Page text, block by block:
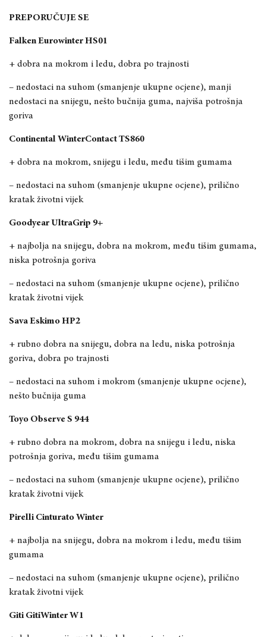
PREPORUČUJE SE
Falken Eurowinter HS01
+ dobra na mokrom i ledu, dobra po trajnosti
– nedostaci na suhom (smanjenje ukupne ocjene), manji
nedostaci na snijegu, nešto bučnija guma, najviša potrošnja
goriva
Continental WinterContact TS860
+ dobra na mokrom, snijegu i ledu, među tišim gumama
– nedostaci na suhom (smanjenje ukupne ocjene), prilično
kratak životni vijek
Goodyear UltraGrip 9+
+ najbolja na snijegu, dobra na mokrom, među tišim gumama,
niska potrošnja goriva
– nedostaci na suhom (smanjenje ukupne ocjene), prilično
kratak životni vijek
Sava Eskimo HP2
+ rubno dobra na snijegu, dobra na ledu, niska potrošnja
goriva, dobra po trajnosti
– nedostaci na suhom i mokrom (smanjenje ukupne ocjene),
nešto bučnija guma
Toyo Observe S 944
+ rubno dobra na mokrom, dobra na snijegu i ledu, niska
potrošnja goriva, među tišim gumama
– nedostaci na suhom (smanjenje ukupne ocjene), prilično
kratak životni vijek
Pirelli Cinturato Winter
+ najbolja na snijegu, dobra na mokrom i ledu, među tišim
gumama
– nedostaci na suhom (smanjenje ukupne ocjene), prilično
kratak životni vijek
Giti GitiWinter W1